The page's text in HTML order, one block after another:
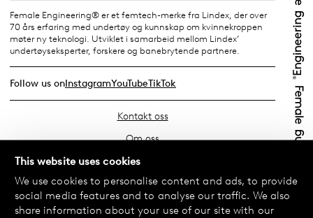
This website uses cookies
We use cookies to personalise content and ads, to provide
social media features and to analyse our traffic. We also
share information about your use of our site with our
Female Engineering® er et femtech-merke fra Lindex, der over
70 års erfaring med undertøy og kunnskap om kvinnekroppen
møter ny teknologi. Utviklet i samarbeid mellom Lindex’
undertøyseksperter, forskere og banebrytende partnere.
Follow us onInstagramYouTubeTikTok
Kontakt oss
Om oss
Finn din butikk
Vanlige spørsmål
Vilkår